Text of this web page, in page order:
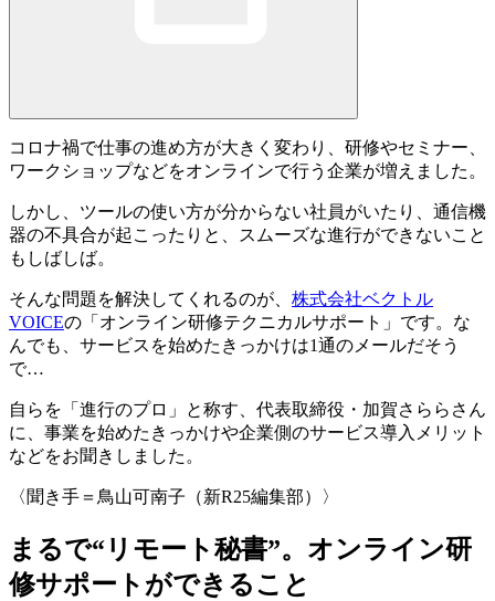
コロナ禍で仕事の進め方が大きく変わり、研修やセミナー、
ワークショップなどをオンラインで行う企業が増えました。
しかし、ツールの使い方が分からない社員がいたり、通信機
器の不具合が起こったりと、スムーズな進行ができないこと
もしばしば。
そんな問題を解決してくれるのが、 株式会社ベクトル
VOICEの「 オンライン研修テクニカルサポート 」です。な
んでも、サービスを始めたきっかけは1通のメールだそう
で…
自らを「進行のプロ」と称す、 代表取締役・加賀さららさん
に、事業を始めたきっかけや企業側のサービス導入メリット
などをお聞きしました。
〈聞き手＝鳥山可南子（新R25編集部）〉
まるで“リモート秘書”。オンライン研
修サポートができること